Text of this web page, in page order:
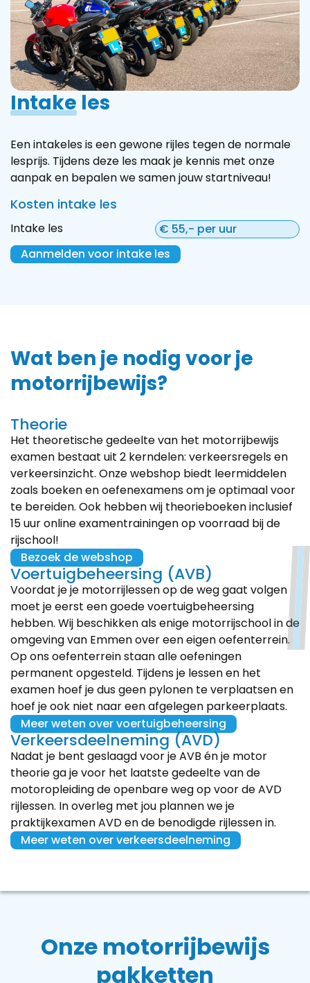
Intake les
Een intakeles is een gewone rijles tegen de normale
lesprijs. Tijdens deze les maak je kennis met onze
aanpak en bepalen we samen jouw startniveau!
Kosten intake les
Intake les
€ 55,- per uur
Aanmelden voor intake les
Wat ben je nodig voor je
motorrijbewijs?
Theorie
Het theoretische gedeelte van het motorrijbewijs
examen bestaat uit 2 kerndelen: verkeersregels en
verkeersinzicht. Onze webshop biedt leermiddelen
zoals boeken en oefenexamens om je optimaal voor
te bereiden. Ook hebben wij theorieboeken inclusief
15 uur online examentrainingen op voorraad bij de
rijschool!
Bezoek de webshop
Voertuigbeheersing (AVB)
Voordat je je motorrijlessen op de weg gaat volgen
moet je eerst een goede voertuigbeheersing
hebben. Wij beschikken als enige motorrijschool in de
omgeving van Emmen over een eigen oefenterrein.
Op ons oefenterrein staan alle oefeningen
permanent opgesteld. Tijdens je lessen en het
examen hoef je dus geen pylonen te verplaatsen en
hoef je ook niet naar een afgelegen parkeerplaats.
Meer weten over voertuigbeheersing
Verkeersdeelneming (AVD)
Nadat je bent geslaagd voor je AVB én je motor
theorie ga je voor het laatste gedeelte van de
motoropleiding de openbare weg op voor de AVD
rijlessen. In overleg met jou plannen we je
praktijkexamen AVD en de benodigde rijlessen in.
Meer weten over verkeersdeelneming
Onze motorrijbewijs
pakketten